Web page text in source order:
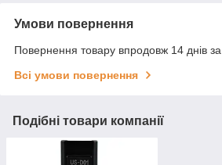
Умови повернення
Повернення товару впродовж 14 днів
Всі умови повернення
Подібні товари компанії